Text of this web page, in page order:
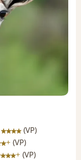
(VP)
+ (VP)
+ (VP)